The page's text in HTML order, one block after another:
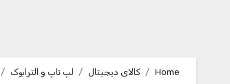
Home کالای دیجیتال لپ تاپ و الترابوک